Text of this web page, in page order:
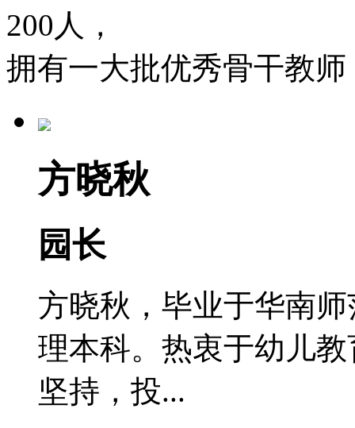
200人，
拥有一大批优秀骨干教师
方晓秋
园长
方晓秋，毕业于华南
理本科。热衷于幼儿
坚持，投...